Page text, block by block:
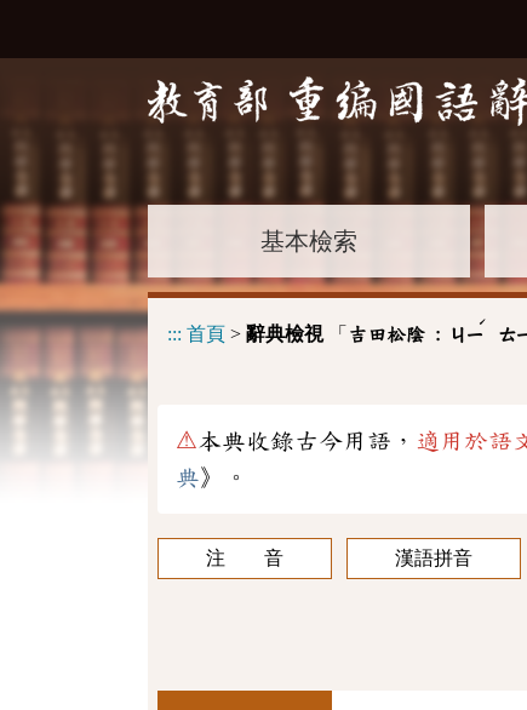
基本檢索
::: 首頁 > 辭典檢視「 吉田松陰 : ㄐㄧ
ˊ
ㄊ
⚠本典收錄古今用語， 適用於語
典》。
注 音 漢語拼音